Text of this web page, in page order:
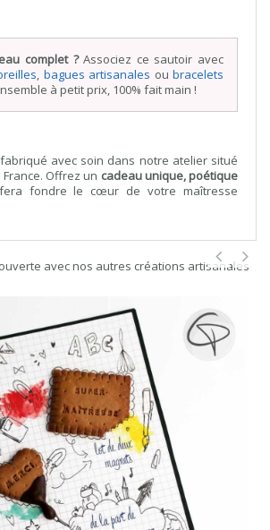
complet ?Associez ce sautoir avec
, bagues artisanales ou bracelets
à petit prix, 100% fait main !
avec soin dans notre atelier situé
Offrez un cadeau unique, poétique
fondre le cœur de votre maîtresse
avec nos autres créations artisanales